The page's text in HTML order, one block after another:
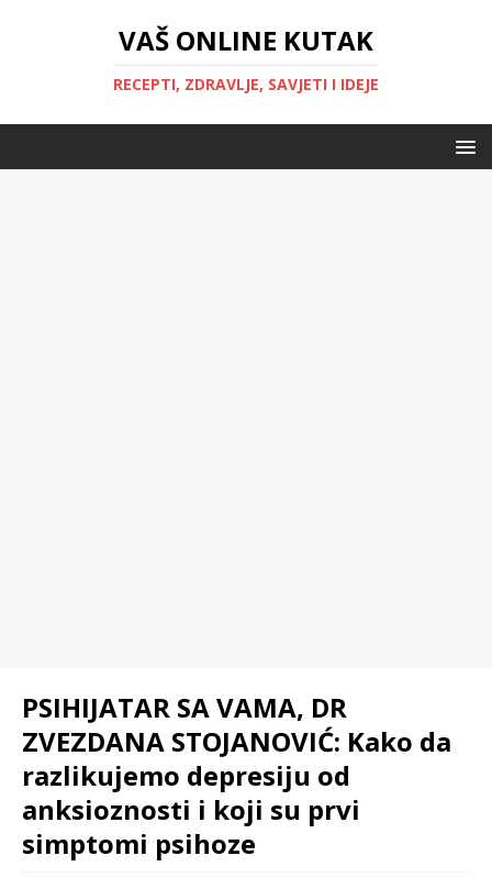
VAŠ ONLINE KUTAK
RECEPTI, ZDRAVLJE, SAVJETI I IDEJE
PSIHIJATAR SA VAMA, DR
ZVEZDANA STOJANOVIĆ: Kako da
razlikujemo depresiju od
anksioznosti i koji su prvi
simptomi psihoze